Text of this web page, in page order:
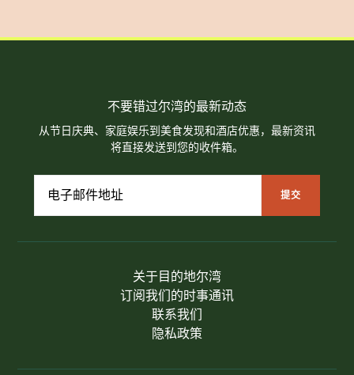
关于目的地尔湾
订阅我们的时事通讯
联系我们
隐私政策
不要错过尔湾的最新动态
从节日庆典、家庭娱乐到美食发现和酒店优惠，最新资讯
将直接发送到您的收件箱。